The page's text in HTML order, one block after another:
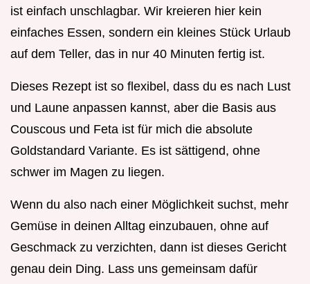
ist einfach unschlagbar. Wir kreieren hier kein
einfaches Essen, sondern ein kleines Stück Urlaub
auf dem Teller, das in nur 40 Minuten fertig ist.
Dieses Rezept ist so flexibel, dass du es nach Lust
und Laune anpassen kannst, aber die Basis aus
Couscous und Feta ist für mich die absolute
Goldstandard Variante. Es ist sättigend, ohne
schwer im Magen zu liegen.
Wenn du also nach einer Möglichkeit suchst, mehr
Gemüse in deinen Alltag einzubauen, ohne auf
Geschmack zu verzichten, dann ist dieses Gericht
genau dein Ding. Lass uns gemeinsam dafür